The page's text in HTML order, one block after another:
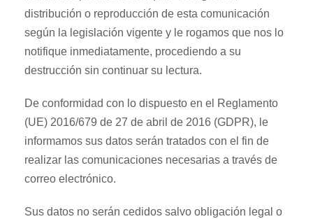
distribución o reproducción de esta comunicación
según la legislación vigente y le rogamos que nos lo
notifique inmediatamente, procediendo a su
destrucción sin continuar su lectura.
De conformidad con lo dispuesto en el Reglamento
(UE) 2016/679 de 27 de abril de 2016 (GDPR), le
informamos sus datos serán tratados con el fin de
realizar las comunicaciones necesarias a través de
correo electrónico.
Sus datos no serán cedidos salvo obligación legal o